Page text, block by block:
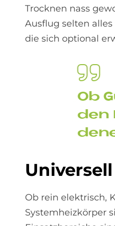
Trocknen nass
Ausflug selten
die sich optional
Ob
den
Ob rein elektrisch,
Systemheizkörper